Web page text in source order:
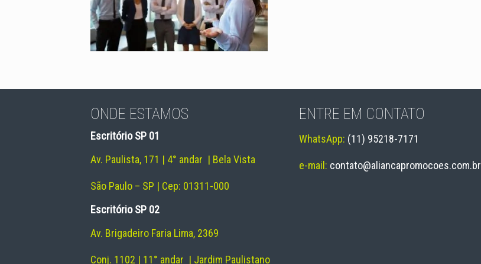
ONDE ESTAMOS
Escritório SP 01
Av. Paulista, 171 | 4° andar | Bela Vista
São Paulo – SP | Cep: 01311-000
Escritório SP 02
Av. Brigadeiro Faria Lima, 2369
Conj. 1102 | 11° andar | Jardim Paulistano
ENTRE EM CONTATO
WhatsApp: (11) 95218-7171
e-mail: contato@aliancapromocoes.com.br